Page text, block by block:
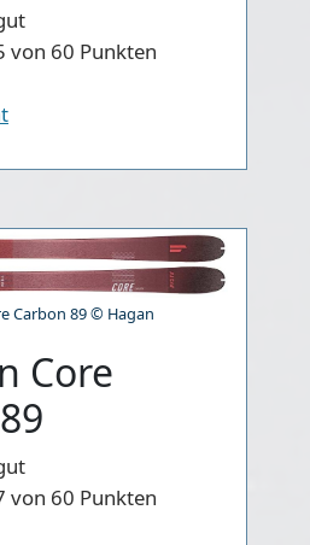
von 60 Punkten
Carbon 89 © Hagan
Core
von 60 Punkten